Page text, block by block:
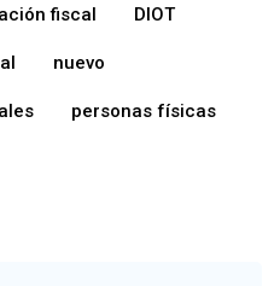
fiscal DIOT
nuevo
personas físicas